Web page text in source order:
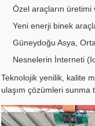
Özel araçların üretimi
Yeni enerji binek
Güneydoğu Asya,
Nesnelerin İnterneti
Teknolojik yenilik, kalite
ulaşım çözümleri